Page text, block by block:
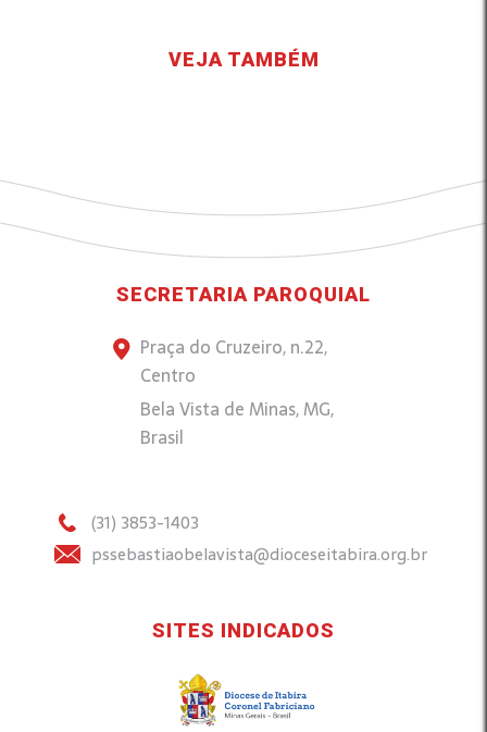
VEJA TAMBÉM
SECRETARIA PAROQUIAL
Praça do Cruzeiro, n.22,
Centro
Bela Vista de Minas, MG,
Brasil
(31) 3853-1403
pssebastiaobelavista@dioceseitabira.org.br
SITES INDICADOS